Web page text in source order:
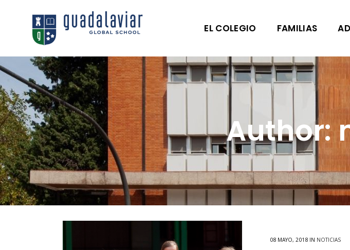
EL COLEGIO FAMILIAS
Author:
08 MAYO, 2018 IN NOTICIAS